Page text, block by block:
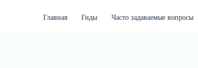
Главная Гиды Часто задаваемые вопросы